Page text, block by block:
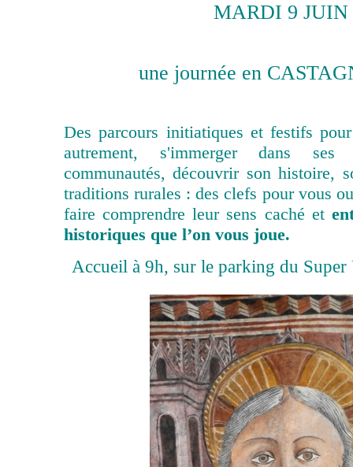
MARDI 9 JUIN
une journée en
Des parcours initiatiques et festifs
autrement, s'immerger dans
communautés, découvrir son histoire,
traditions rurales : des clefs pour vous
faire comprendre leur sens caché et
historiques que l’on vous joue.
Accueil à 9h, sur le parking du Super